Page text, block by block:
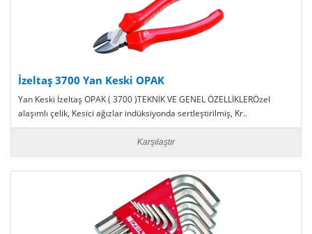
İzeltaş 3700 Yan Keski OPAK
Yan Keski İzeltaş OPAK ( 3700 )TEKNİK VE GENEL ÖZELLİKLERÖzel
alaşımlı çelik, Kesici ağızlar indüksiyonda sertleştirilmiş, Kr..
Karşılaştır